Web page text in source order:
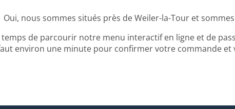
Oui, nous sommes situés près de Weiler-la-Tour et
temps de parcourir notre menu interactif en ligne et de
environ une minute pour confirmer votre commande et